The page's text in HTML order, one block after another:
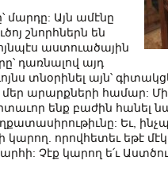
Այն ամէնը
շնորհներն են
աստուածային
դառնալով այդ
տնօրինել այն՝
արարքների համար:
ենք բաժին հանել
Եւ,
կա­րող. որով­հե­տեւ եթէ
Չէք կա­րող ե՛ւ